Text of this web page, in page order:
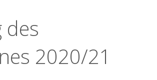
des
2020/21